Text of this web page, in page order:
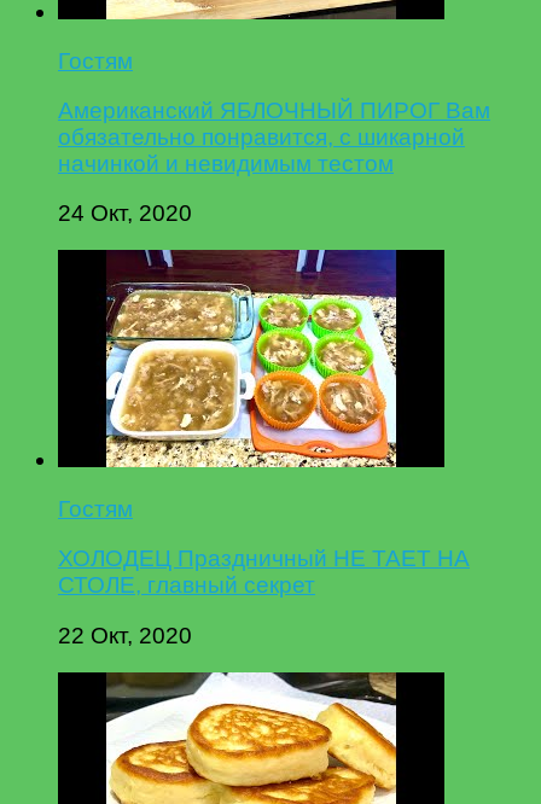
Гостям
Американский ЯБЛОЧНЫЙ ПИРОГ Вам
обязательно понравится, с шикарной
начинкой и невидимым тестом
24 Окт, 2020
Гостям
ХОЛОДЕЦ Праздничный НЕ ТАЕТ НА
СТОЛЕ, главный секрет
22 Окт, 2020